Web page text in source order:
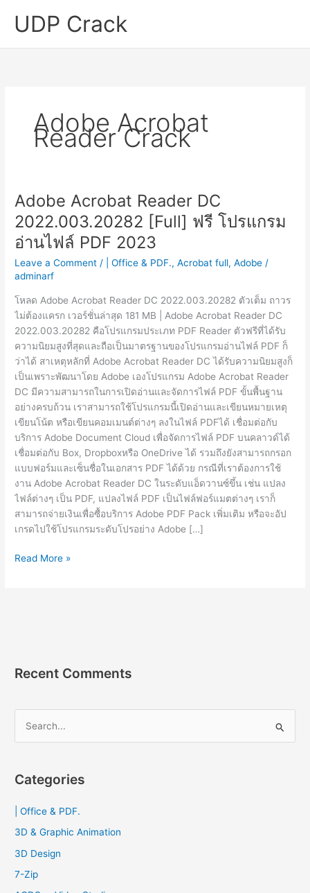
UDP Crack
Adobe Acrobat
Reader Crack
Adobe Acrobat Reader DC
2022.003.20282 [Full] ฟรี โปรแกรม
อ่านไฟล์ PDF 2023
Leave a Comment / | Office & PDF.,Acrobat full,Adobe /
adminarf
โหลด Adobe Acrobat Reader DC 2022.003.20282 ตัวเต็ม ถาวร
ไม่ต้องแครก เวอร์ชั่นล่าสุด 181 MB | Adobe Acrobat Reader DC
2022.003.20282 คือโปรแกรมประเภท PDF Reader ตัวฟรีที่ได้รับ
ความนิยมสูงที่สุดและถือเป็นมาตรฐานของโปรแกรมอ่านไฟล์ PDF ก็
ว่าได้ สาเหตุหลักที่ Adobe Acrobat Reader DC ได้รับความนิยมสูงก็
เป็นเพราะพัฒนาโดย Adobe เองโปรแกรม Adobe Acrobat Reader
DC มีความสามารถในการเปิดอ่านและจัดการไฟล์ PDF ขั้นพื้นฐาน
อย่างครบถ้วน เราสามารถใช้โปรแกรมนี้เปิดอ่านและเขียนหมายเหตุ
เขียนโน้ต หรือเขียนคอมเมนต์ต่างๆ ลงในไฟล์ PDFได้ เชื่อมต่อกับ
บริการ Adobe Document Cloud เพื่อจัดการไฟล์ PDF บนคลาวด์ได้
เชื่อมต่อกับ Box, Dropboxหรือ OneDrive ได้ รวมถึงยังสามารถกรอก
แบบฟอร์มและเซ็นชื่อในเอกสาร PDF ได้ด้วย กรณีที่เราต้องการใช้
งาน Adobe Acrobat Reader DC ในระดับแอ็ดวานซ์ขึ้น เช่น แปลง
ไฟล์ต่างๆ เป็น PDF, แปลงไฟล์ PDF เป็นไฟล์ฟอร์แมตต่างๆ เราก็
สามารถจ่ายเงินเพื่อซื้อบริการ Adobe PDF Pack เพิ่มเติม หรือจะอัป
เกรดไปใช้โปรแกรมระดับโปรอย่าง Adobe […]
Adobe
อ่าน
PDF
2023
Read More »
Recent Comments
r
f
o
Categories
| Office & PDF.
3D & Graphic Animation
3D Design
7-Zip